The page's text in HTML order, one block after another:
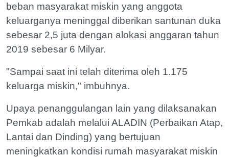
beban masyarakat miskin yang anggota
keluarganya meninggal diberikan santunan duka
sebesar 2,5 juta dengan alokasi anggaran tahun
2019 sebesar 6 Milyar.
"Sampai saat ini telah diterima oleh 1.175
keluarga miskin," imbuhnya.
Upaya penanggulangan lain yang dilaksanakan
Pemkab adalah melalui ALADIN (Perbaikan Atap,
Lantai dan Dinding) yang bertujuan
meningkatkan kondisi rumah masyarakat miskin